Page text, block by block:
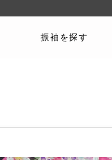
振袖を探す